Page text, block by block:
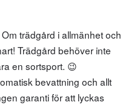
trädgård i allmänhet och
Trädgård behöver inte
en sortsport. 😉
bevattning och allt
garanti för att lyckas